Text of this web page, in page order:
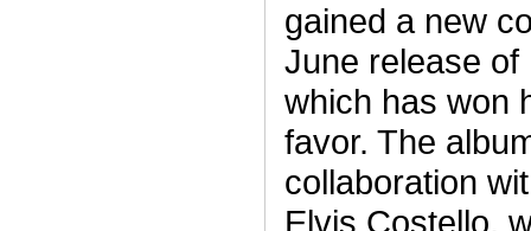
gained a new
June release
which has won
favor. The
collaboration
Elvis Costello,